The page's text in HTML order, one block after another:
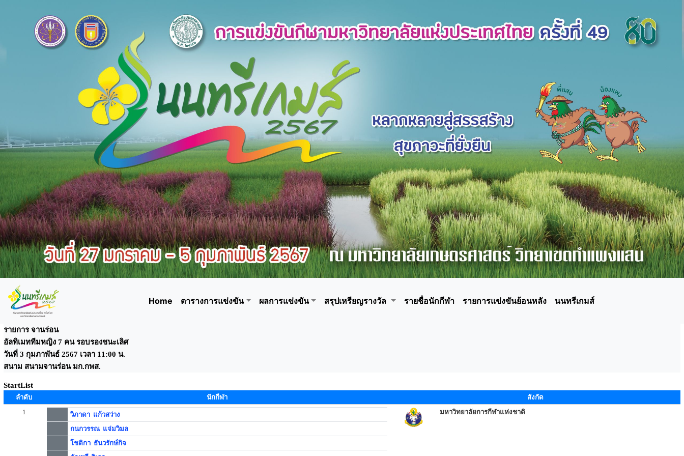
Home ตารางการแข่งขัน ผลการแข่งขัน สรุปเหรียญรางวัล รายชื่อนักกีฬา รายการแข่งขันย้อนหลัง นนทรีเกมส์
รายการ จานร่อน
อัลทิเมททีมหญิง 7 คน รอบรองชนะเลิศ
วันที่ 3 กุมภาพันธ์ 2567 เวลา 11:00 น.
สนาม สนามจานร่อน มก.กพส.
StartList
ลำดับ นักกีฬา
สังกัด
1
วิภาดา แก้วสว่าง
กนกวรรณ แจ่มวิมล
โชติกา ธันวรักษ์กิจ
มหาวิทยาลัยการกีฬาแห่งชาติ